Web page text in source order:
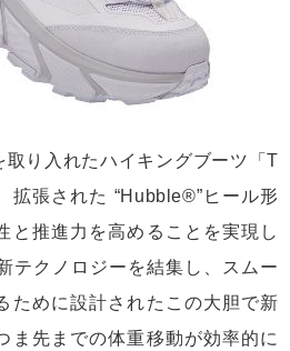
り入れたハイキングブーツ「T
拡張された “Hubble®”ヒール形
と推進力を高めることを実現し
テクノロジーを結集し、スムー
ために設計されたこの大胆で新
ま先までの体重移動が効率的に